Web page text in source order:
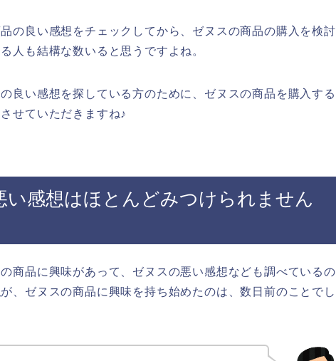
の良い感想をチェックしてから、ゼヌスの商品の購入を検討
人も結構な数いると思うですよね。
良い感想を探している方のために、ゼヌスの商品を購入する
せていただきますね♪
い感想はほとんどみつけられません
商品に興味があって、ゼヌスの悪い感想なども調べているの
、ゼヌスの商品に興味を持ち始めたのは、数日前のことでし